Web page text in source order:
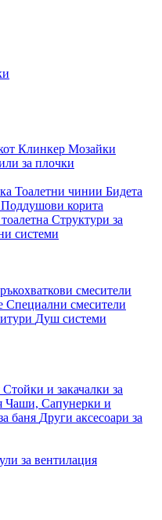
Клинкер Мозайки
за плочки
Тоалетни чинии Бидета
Поддушови корита
Структури за
системи
смесители
Специални смесители
Душ системи
Стойки и закачалки за
Чаши, Сапунерки и
баня Други аксесоари за
за вентилация